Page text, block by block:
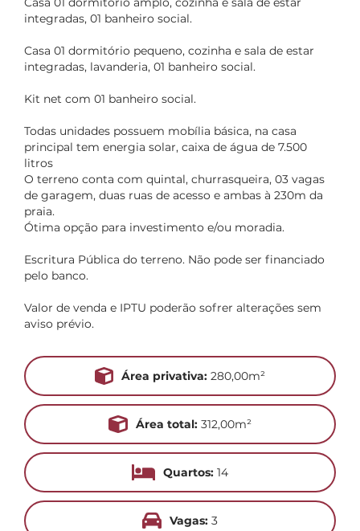
integradas, 01 banheiro social.
Casa 01 dormitório pequeno, cozinha e sala de estar
integradas, lavanderia, 01 banheiro social.
Kit net com 01 banheiro social.
Todas unidades possuem mobília básica, na casa
principal tem energia solar, caixa de água de 7.500
litros
O terreno conta com quintal, churrasqueira, 03 vagas
de garagem, duas ruas de acesso e ambas à 230m da
praia.
Ótima opção para investimento e/ou moradia.
Escritura Pública do terreno. Não pode ser financiado
pelo banco.
Valor de venda e IPTU poderão sofrer alterações sem
aviso prévio.
Área privativa: 280,00m²
Área total:312,00m²
Quartos:14
Vagas:3